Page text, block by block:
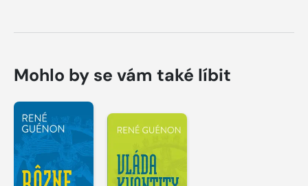
Mohlo by se vám také líbit